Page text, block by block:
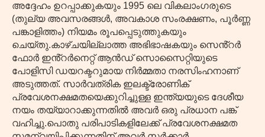
അദ്ദേഹം ഉറപ്പാക്കുകയും 1995 ലെ വികലാംഗരുടെ
(തുല്യ അവസരങ്ങൾ, അവകാശ സംരക്ഷണം, പൂർണ്ണ
പങ്കാളിത്തം) നിയമം രൂപപ്പെടുത്തുകയും
ചെയ്തു.കാഴ്‌ചയില്ലാത്ത അഭിഭാഷകയും സെൻ്റർ
ഫോർ ഇൻ്റർനെറ്റ് ആൻഡ് സൊസൈറ്റിയുടെ
പോളിസി ഡയറക്ടറുമായ നിർമ്മതാ നരസിംഹനാണ്
അടുത്തത്. സാർവത്രിക ഇലക്ട്രോണിക്
പ്രവേശനക്ഷമതയെക്കുറിച്ചുള്ള ഇന്ത്യയുടെ ദേശീയ
നയം തയ്യാറാക്കുന്നതിൽ അവർ ഒരു പ്രധാന പങ്ക്
വഹിച്ചു.പൊതു പരിപാടികളിലേക്ക് പ്രവേശനക്ഷമത